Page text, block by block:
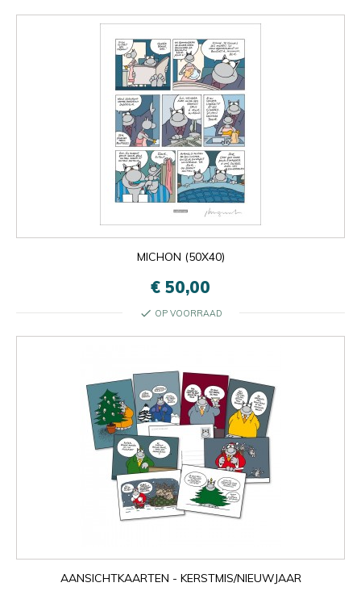
MICHON (50X40)
€ 50,00
check OP VOORRAAD
AANSICHTKAARTEN - KERSTMIS/NIEUWJAAR